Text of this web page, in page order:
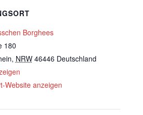
Borghees
180
, NRW 46446 Deutschland
Website anzeigen